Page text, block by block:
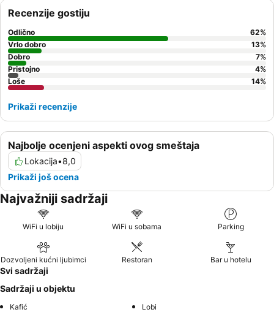
Najbolje ocenjeni aspekti ovog smeštaja
Lokacija•8,0
Prikaži još ocena
Recenzije gostiju
Odlično 62%
Vrlo dobro
13%
Dobro
7%
Pristojno
4%
Loše
14%
Prikaži recenzije
Najvažniji sadržaji
WiFi u lobiju WiFi u sobama Parking
Dozvoljeni kućni ljubimci Restoran Bar u hotelu
Svi sadržaji
Sadržaji u objektu
Kafić
Lobi